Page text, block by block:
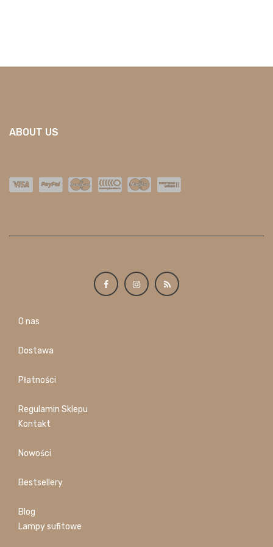
ABOUT US
O nas
Dostawa
Płatności
Regulamin Sklepu
Kontakt
Nowości
Bestsellery
Blog
Lampy sufitowe